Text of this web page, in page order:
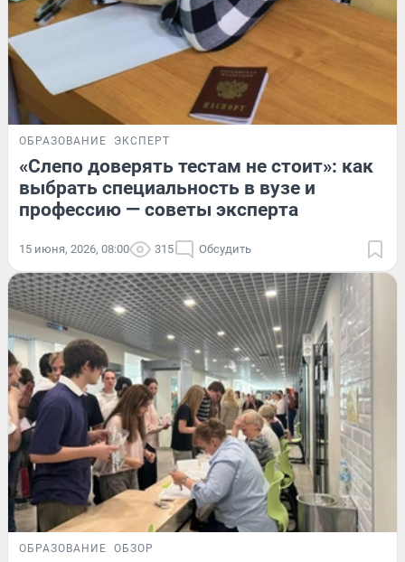
ОБРАЗОВАНИЕ ЭКСПЕРТ
«Слепо доверять тестам не стоит»: как
выбрать специальность в вузе и
профессию — советы эксперта
15 июня, 2026, 08:00 315 Обсудить
ОБРАЗОВАНИЕ ОБЗОР